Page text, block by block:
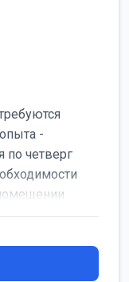
-
по четверг
...